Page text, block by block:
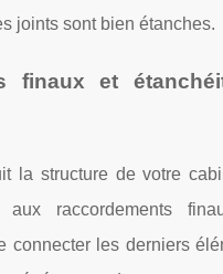
joints sont bien étanches.
finaux et
la structure de votre
raccordements
connecter les derniers